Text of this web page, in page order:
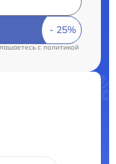
cполитикой